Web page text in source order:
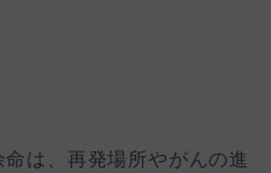
は、再発場所やがんの進